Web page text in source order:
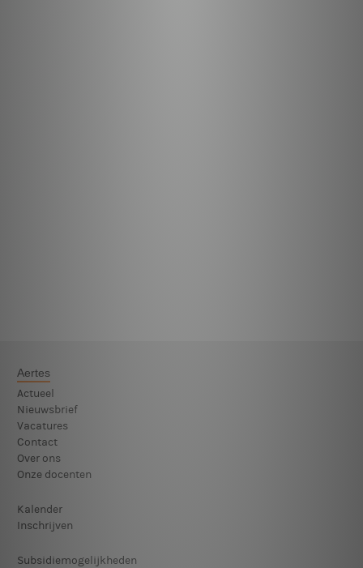
Aertes
Actueel
Nieuwsbrief
Vacatures
Contact
Over ons
Onze docenten
Kalender
Inschrijven
Subsidiemogelijkheden